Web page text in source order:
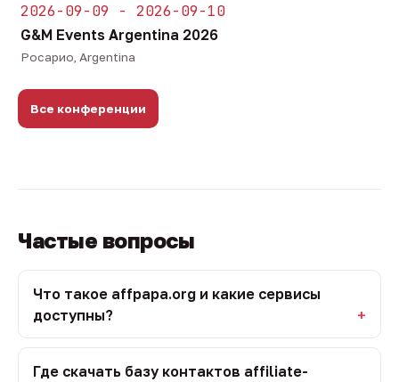
2026-09-09 - 2026-09-10
G&M Events Argentina 2026
Росарио, Argentina
Все конференции
Частые вопросы
Что такое affpapa.org и какие сервисы
доступны?
Где скачать базу контактов affiliate-